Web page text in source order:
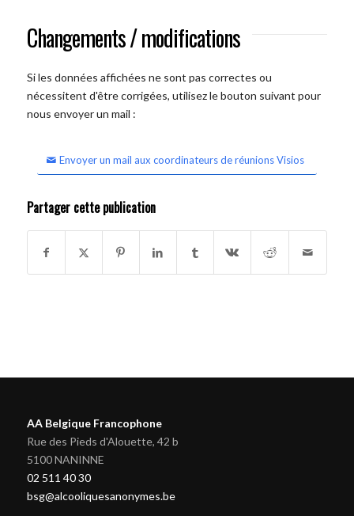
Changements / modifications
Si les données affichées ne sont pas correctes ou
nécessitent d'être corrigées, utilisez le bouton suivant pour
nous envoyer un mail :
Envoyer un mail aux coordinateurs de réunions Visios
Partager cette publication
AA Belgique Francophone
Rue des Pieds d'Alouette, 42 b
5100 NANINNE
02 511 40 30
bsg@alcooliquesanonymes.be